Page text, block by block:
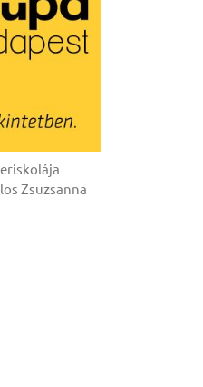
Zsuzsanna